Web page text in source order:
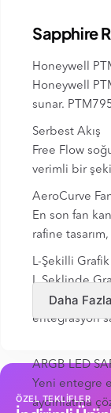
Sapphire
Honeywell
Honeywell
sunar.
Serbest Akış
Free Flow
verimli bir
AeroCurve
En son fan
rafine
L-Şekilli
L Şeklinde
tasarlanmış
entegrasyon
ARGB LED
Yeni entegre
aydınlatma
Daha
ÖZEL TEKLİFLER